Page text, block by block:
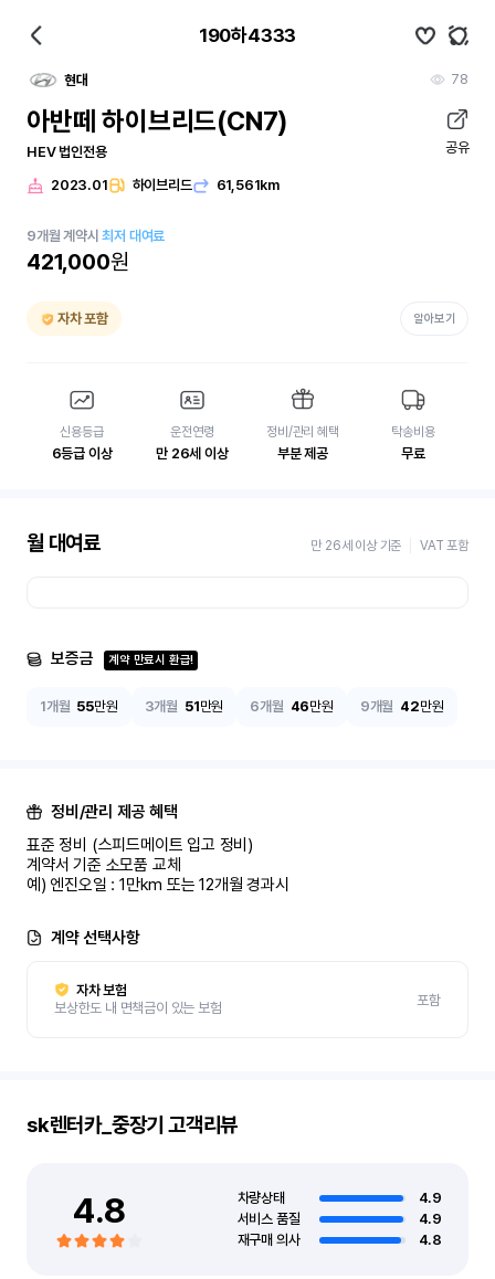
190하4333
현대 78
아반떼 하이브리드(CN7)
HEV 법인전용 공유
2023.01 하이브리드 61,561km
9개월 계약시최저 대여료
421,000원
자차 포함 알아보기
신용등급
6등급 이상
운전연령
만 26세 이상
정비/관리 혜택
부분 제공
탁송비용
무료
월 대여료 만 26세 이상 기준 VAT 포함
보증금 계약 만료시 환급!
1개월 55만원 3개월 51만원 6개월 46만원 9개월 42만원
정비/관리 제공 혜택
표준 정비 (스피드메이트 입고 정비)
계약서 기준 소모품 교체
예) 엔진오일 : 1만km 또는 12개월 경과시
계약 선택사항
자차 보험
보상한도 내 면책금이 있는 보험
포함
sk렌터카_중장기 고객리뷰
4.8 차량상태
4.9
서비스 품질
4.9
재구매 의사
4.8